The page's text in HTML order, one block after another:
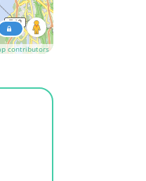
contributors